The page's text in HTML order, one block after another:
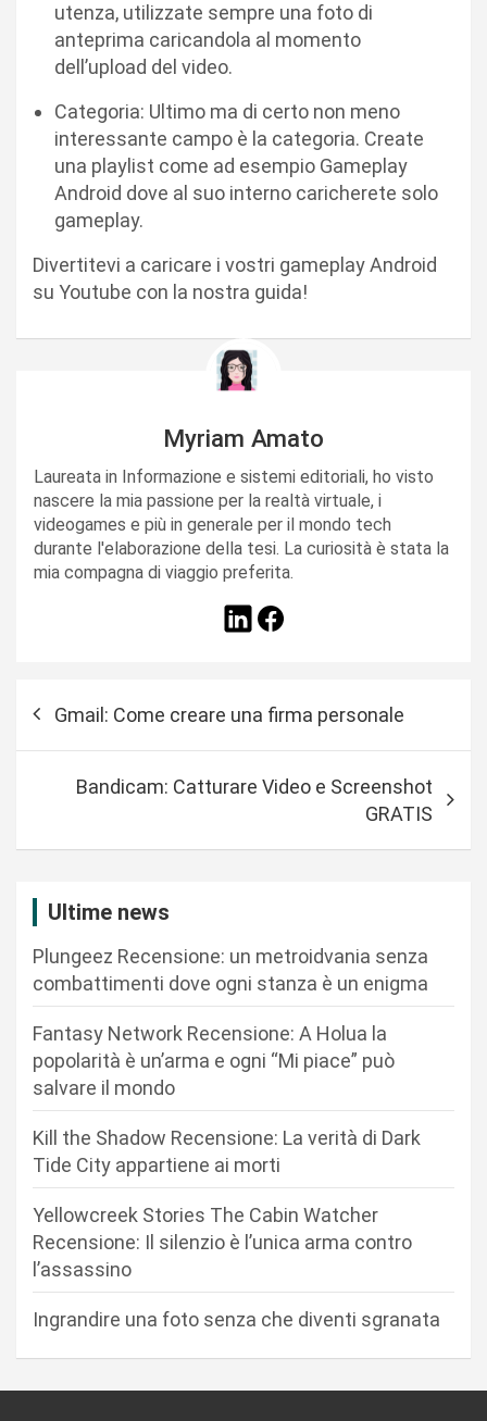
utenza, utilizzate sempre una foto di
anteprima caricandola al momento
dell’upload del video.
Categoria: Ultimo ma di certo non meno
interessante campo è la categoria. Create
una playlist come ad esempio Gameplay
Android dove al suo interno caricherete solo
gameplay.
Divertitevi a caricare i vostri gameplay Android
su Youtube con la nostra guida!
Myriam Amato
Laureata in Informazione e sistemi editoriali, ho visto
nascere la mia passione per la realtà virtuale, i
videogames e più in generale per il mondo tech
durante l'elaborazione della tesi. La curiosità è stata la
mia compagna di viaggio preferita.
Gmail: Come creare una firma personale
Bandicam: Catturare Video e Screenshot
GRATIS
Ultime news
Plungeez Recensione: un metroidvania senza
combattimenti dove ogni stanza è un enigma
Fantasy Network Recensione: A Holua la
popolarità è un’arma e ogni “Mi piace” può
salvare il mondo
Kill the Shadow Recensione: La verità di Dark
Tide City appartiene ai morti
Yellowcreek Stories The Cabin Watcher
Recensione: Il silenzio è l’unica arma contro
l’assassino
Ingrandire una foto senza che diventi sgranata